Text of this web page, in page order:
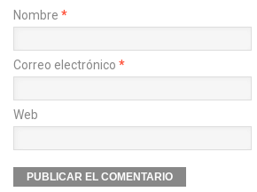
Nombre *
Correo electrónico *
Web